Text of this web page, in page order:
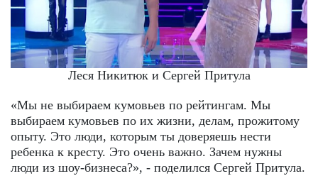
Леся Никитюк и Сергей Притула
«Мы не выбираем кумовьев по рейтингам. Мы
выбираем кумовьев по их жизни, делам, прожитому
опыту. Это люди, которым ты доверяешь нести
ребенка к кресту. Это очень важно. Зачем нужны
люди из шоу-бизнеса?», - поделился Сергей Притула.